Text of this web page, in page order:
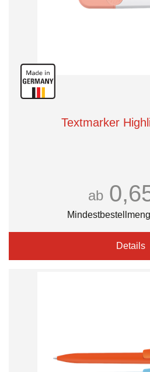
Textmarker
ab
Details